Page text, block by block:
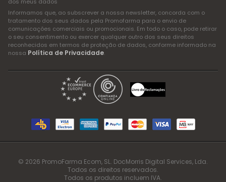
Informamos que, ao subscrever a nossa newsletter, concorda com o
tratamento dos seus dados pela Promofarma para o envio de
comunicações comerciais ou promocionais. Em todo o caso, pode retirar
o seu consentimento ou exercer qualquer outro dos seus direitos
reconhecidos em termos de proteção de dados, conforme informado na
nossa Política de Privacidade.
© 2026 PromoFarma Ecom, SL. DocMorris Digital Services, Lda.
Todos os direitos reservados.
Todos os produtos incluem IVA.